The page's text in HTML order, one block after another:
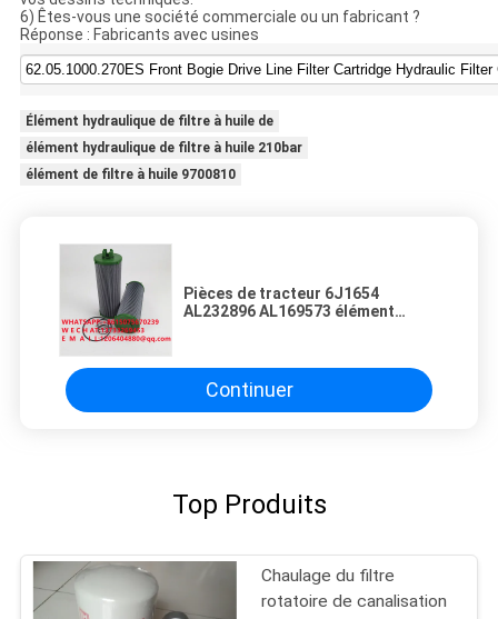
6) Êtes-vous une société commerciale ou un fabricant ?
Réponse : Fabricants avec usines
Élément hydraulique de filtre à huile de
élément hydraulique de filtre à huile 210bar
élément de filtre à huile 9700810
Pièces de tracteur 6J1654
AL232896 AL169573 élément
Continuer
Top Produits
Chaulage du filtre
rotatoire de canalisation